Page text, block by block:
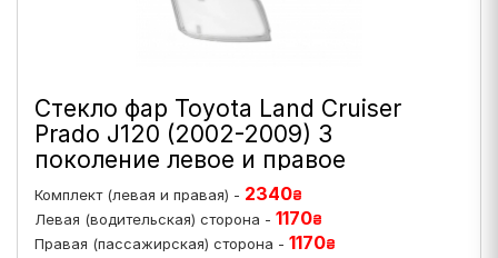
Стекло фар Toyota Land Cruiser
Prado J120 (2002-2009) 3
поколение левое и правое
Комплект (левая и правая) - 2340₴
Левая (водительская) сторона - 1170₴
Правая (пассажирская) сторона - 1170₴